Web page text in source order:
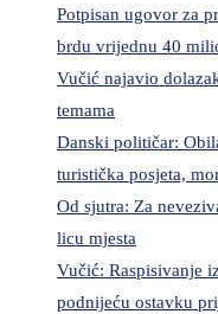
Potpisan ugovor za
brdu vrijednu 40
Vučić najavio
temama
Danski političar:
turistička posjeta,
Od sjutra: Za
licu mjesta
Vučić: Raspisivanje
podnijeću ostavku